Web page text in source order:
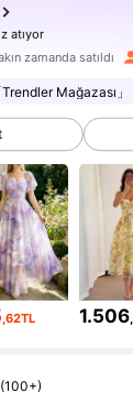
atıyor
Takipçiler
Takipçiler
Takipçiler
Takipçiler
Takipçiler
Takipçiler
zamanda satıldı
Trendler Mağazası」
,62TL 1.506
(100+)